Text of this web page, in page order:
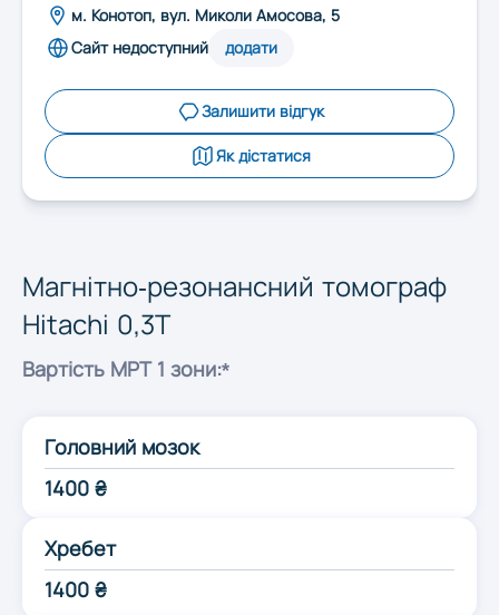
Житомир
Івано-Франківськ
Кропивницький
Львів
Миколаїв
м. Конотоп, вул. Миколи Амосова, 5
Сайт недоступний
додати
Залишити відгук
Як дістатися
Магнітно-резонансний томограф
Hitachi 0,3T
Вартість МРТ 1 зони:*
Головний мозок
1400 ₴
Хребет
1400 ₴